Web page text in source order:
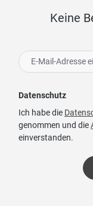
Keine
Datenschutz
Ich habe die
genommen und die
einverstanden.